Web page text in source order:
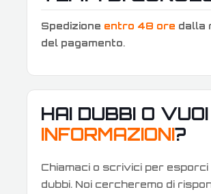
Spedizione entro 48 ore dalla
del pagamento.
HAI DUBBI O
INFORMAZIONI?
Chiamaci o scrivici per esporci
dubbi. Noi cercheremo di